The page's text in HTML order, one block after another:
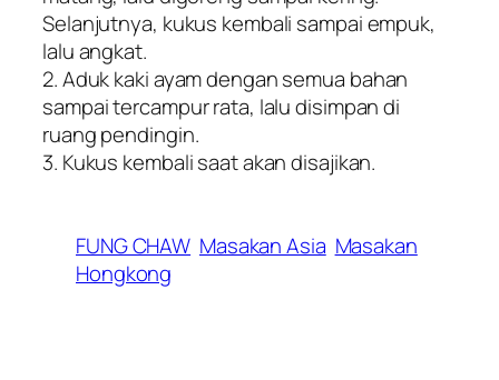
Selanjutnya, kukus kembali sampai empuk,
lalu angkat.
2. Aduk kaki ayam dengan semua bahan
sampai tercampur rata, lalu disimpan di
ruang pendingin.
3. Kukus kembali saat akan disajikan.
FUNG CHAW Masakan Asia Masakan
Hongkong